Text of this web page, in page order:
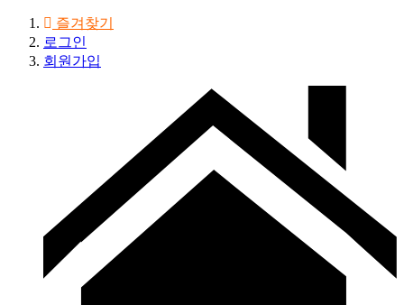
즐겨찾기
로그인
회원가입